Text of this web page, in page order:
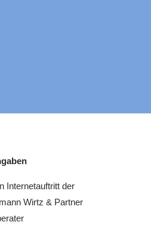
Internetauftritt der
Wirtz & Partner